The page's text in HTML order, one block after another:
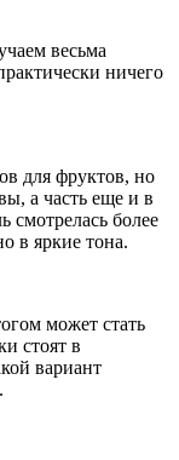
весьма
ничего
для фруктов, но
а часть еще и в
смотрелась более
в яркие тона.
может стать
стоят в
вариант